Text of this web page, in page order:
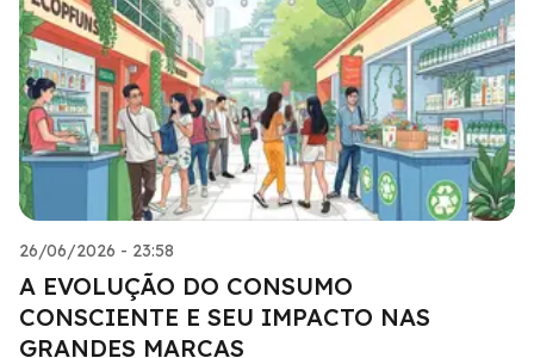
26/06/2026 - 23:58
A EVOLUÇÃO DO CONSUMO
CONSCIENTE E SEU IMPACTO NAS
GRANDES MARCAS